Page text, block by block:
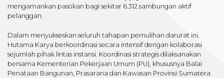
mengamankan pasokan bagi sekitar 6.312 sambungan aktif
pelanggan.
Dalam menyukseskan seluruh tahapan pemulihan darurat ini,
Hutama Karya berkoordinasi secara intensif dengan kolaborasi
sejumlah pihak lintas instansi. Koordinasi strategis dilaksanakan
bersama Kementerian Pekerjaan Umum (PU), khususnya Balai
Penataan Bangunan, Prasarana dan Kawasan Provinsi Sumatera